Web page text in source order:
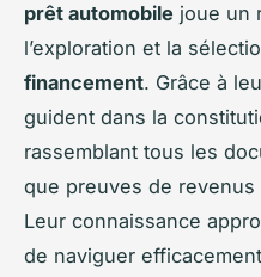
prêt automobile joue un
l’exploration et la
financement. Grâce à
guident dans la
rassemblant tous les
que preuves de
Leur connaissance
de naviguer